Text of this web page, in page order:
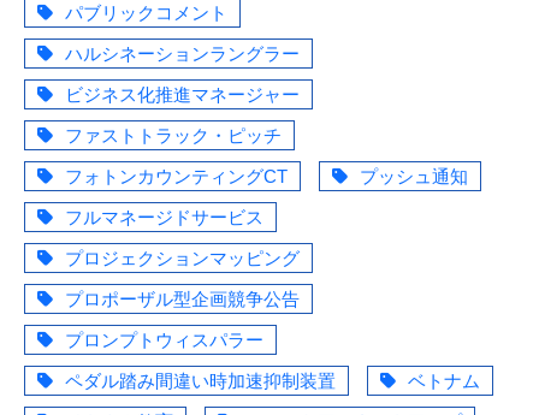
パブリックコメント
ハルシネーションラングラー
ビジネス化推進マネージャー
ファストトラック・ピッチ
フォトンカウンティングCT
プッシュ通知
フルマネージドサービス
プロジェクションマッピング
プロポーザル型企画競争公告
プロンプトウィスパラー
ペダル踏み間違い時加速抑制装置
ベトナム